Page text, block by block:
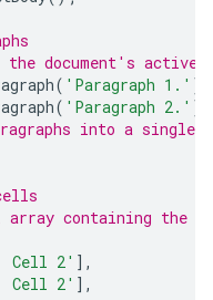
the document's active
( 'Paragraph 1.' );
( 'Paragraph 2.' );
into a single
array containing the
Cell 2' ],
Cell 2' ],